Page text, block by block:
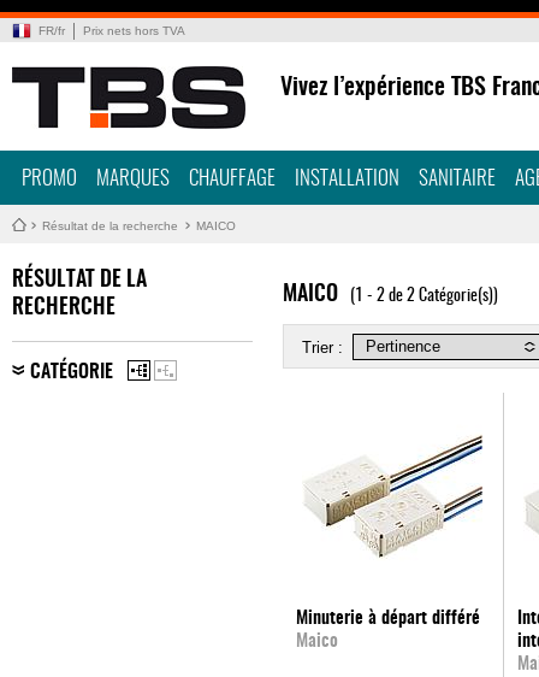
FR/fr Prix nets hors TVA
Vivez l’expérience TBS
PROMO MARQUES CHAUFFAGE INSTALLATION SANITAIRE
Résultat de la recherche MAICO
RÉSULTAT DE LA
RECHERCHE
CATÉGORIE
MAICO (1 - 2 de 2 Catégorie(s))
Trier :
Minuterie à départ différé
Maico